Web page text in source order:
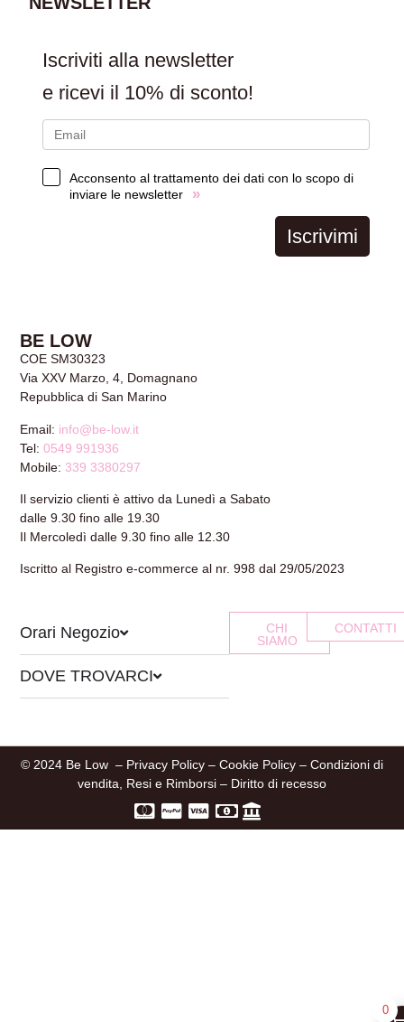
Iscriviti alla newsletter
e ricevi il 10% di sconto!
Acconsento al trattamento dei dati con lo scopo di
inviare le newsletter
»
Iscrivimi
BE LOW
COE SM30323
Via XXV Marzo, 4, Domagnano
Repubblica di San Marino
Email: info@be-low.it
Tel:0549 991936
Mobile: 339 3380297
Il servizio clienti è attivo da Lunedì a Sabato
dalle 9.30 fino alle 19.30
Il Mercoledì dalle 9.30 fino alle 12.30
Iscritto al Registro e-commerce al nr. 998 dal 29/05/2023
Orari Negozio
DOVE TROVARCI
CHI
SIAMO
CONTATTI
© 2024 Be Low – Privacy Policy – Cookie Policy – Condizioni di
vendita, Resi e Rimborsi – Diritto di recesso
0